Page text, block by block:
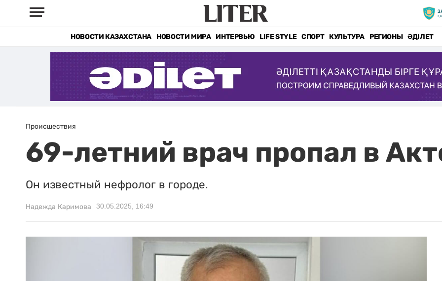
НОВОСТИ КАЗАХСТАНА НОВОСТИ МИРА ИНТЕРВЬЮ LIFE STYLE СПОРТ КУЛЬТУРА РЕГИОНЫ ӘДІЛЕТ
Происшествия
69-летний врач пропал в
Он известный нефролог в городе.
Надежда Каримова 30.05.2025, 16:49